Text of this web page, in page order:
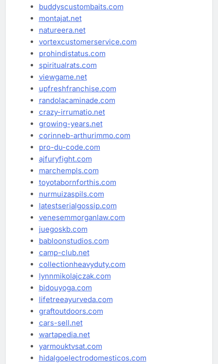
buddyscustombaits.com
montajat.net
natureera.net
vortexcustomerservice.com
prohindistatus.com
spiritualrats.com
viewgame.net
upfreshfranchise.com
randolacaminade.com
crazy-irrumatio.net
growing-years.net
corinneb-arthurimmo.com
pro-du-code.com
ajfuryfight.com
marchempls.com
toyotabornforthis.com
nurmuizaspils.com
latestserialgossip.com
venesemmorganlaw.com
juegoskb.com
babloonstudios.com
camp-club.net
collectionheavyduty.com
lynnmikolajczak.com
bidouyoga.com
lifetreeayurveda.com
graftoutdoors.com
cars-sell.net
wartapedia.net
yarmouktvsat.com
hidalgoelectrodomesticos.com